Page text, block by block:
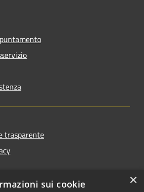
trasparente
×
sui cookie